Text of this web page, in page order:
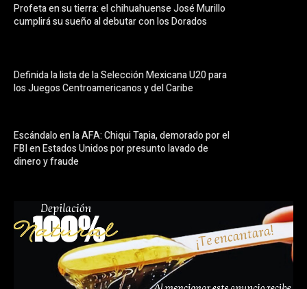
Profeta en su tierra: el chihuahuense José Murillo
cumplirá su sueño al debutar con los Dorados
Definida la lista de la Selección Mexicana U20 para
los Juegos Centroamericanos y del Caribe
Escándalo en la AFA: Chiqui Tapia, demorado por el
FBI en Estados Unidos por presunto lavado de
dinero y fraude